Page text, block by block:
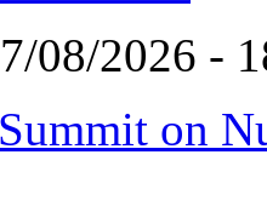
08/2026 -
on